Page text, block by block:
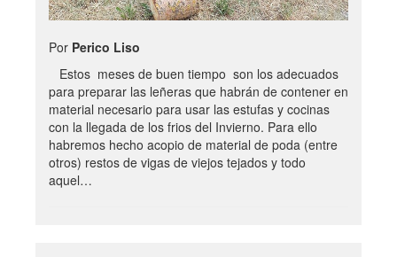
Por Perico Liso
Estos meses de buen tiempo son los adecuados
para preparar las leñeras que habrán de contener en
material necesario para usar las estufas y cocinas
con la llegada de los frios del Invierno. Para ello
habremos hecho acopio de material de poda (entre
otros) restos de vigas de viejos tejados y todo
aquel…